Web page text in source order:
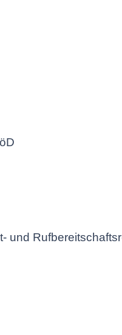
und